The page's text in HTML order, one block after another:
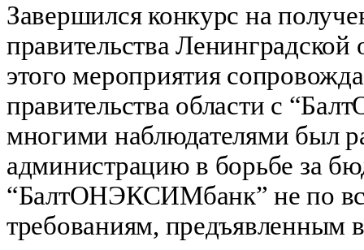
Завершился конкурс на
правительства
этого мероприятия
правительства области с
многими наблюдателями был
администрацию в борьбе за
“БалтОНЭКСИМбанк” не по
требованиям, предъявленным